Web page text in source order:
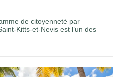
de citoyenneté par
Kitts-et-Nevis est l’un des